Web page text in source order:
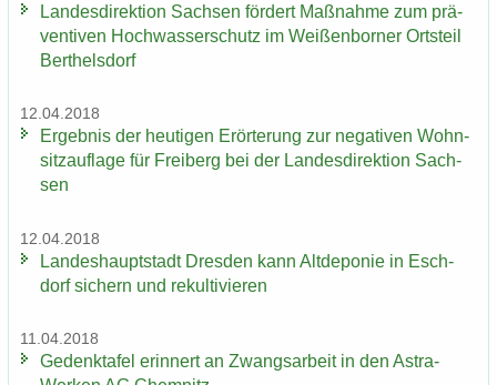
Lan­des­di­rek­ti­on Sach­sen för­dert Maß­nah­me zum prä­
ven­ti­ven Hoch­was­ser­schutz im Wei­ßen­bor­ner Orts­teil
Bert­hels­dorf
12.04.2018
Er­geb­nis der heu­ti­gen Er­ör­te­rung zur ne­ga­ti­ven Wohn­
sitz­auf­la­ge für Frei­berg bei der Lan­des­di­rek­ti­on Sach­
sen
12.04.2018
Lan­des­haupt­stadt Dres­den kann Alt­de­po­nie in Esch­
dorf si­chern und re­kul­ti­vie­ren
11.04.2018
Ge­denk­ta­fel er­in­nert an Zwangs­ar­beit in den Astra-​